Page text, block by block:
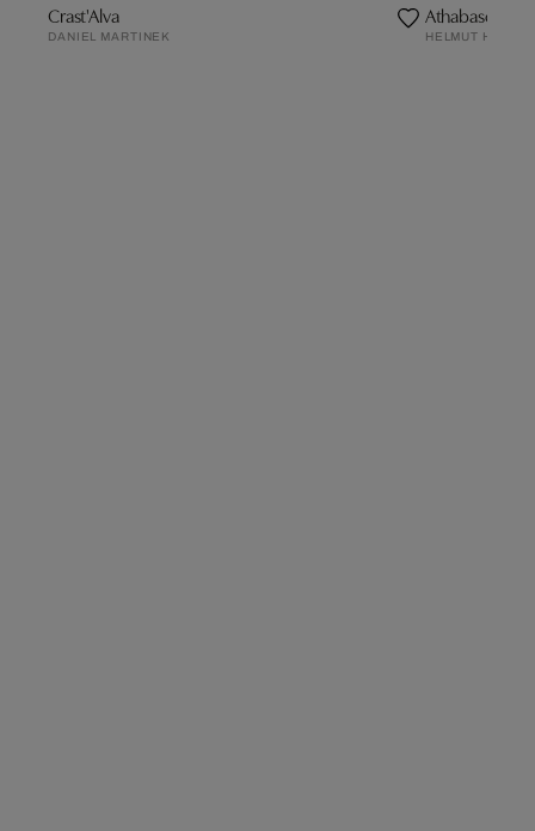
Crast'Alva
DANIEL MARTINEK
Athabasca
HELMUT HIRLER